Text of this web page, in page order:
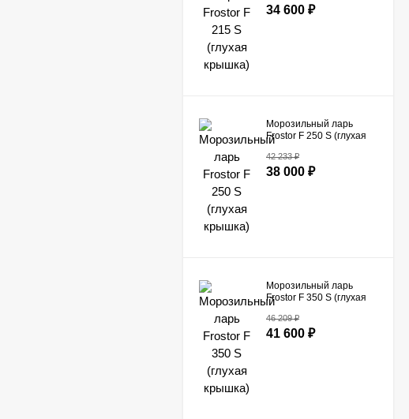
34 600 ₽
Морозильный ларь
Frostor F 250 S (глухая
крышка)
42 233₽
38 000 ₽
Морозильный ларь
Frostor F 350 S (глухая
крышка)
46 209₽
41 600 ₽